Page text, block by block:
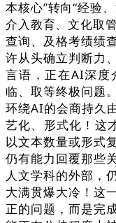
本核心”转向“经验
介入教育、文化取
查询、及格考绩绩
许从头确立判断力
言语，正在AI深度
临、取等终极问题
环绕AI的会商持久
艺化、形式化！这
以文本数量或形式
仍有能力回覆那些
人文学科的外部，
大满贯爆大冷！这
正的问题，而是完